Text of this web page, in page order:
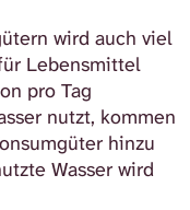
wird auch viel
Lebensmittel
pro Tag
nutzt, kommen
hinzu
Wasser wird